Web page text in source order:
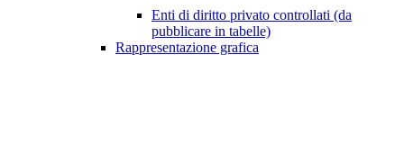
Enti di diritto privato controllati (da
pubblicare in tabelle)
Rappresentazione grafica